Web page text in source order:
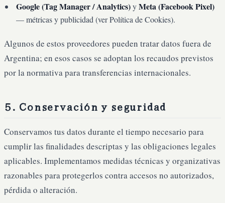
Google (Tag Manager / Analytics)yMeta (Facebook Pixel)
— métricas y publicidad (ver Política de Cookies).
Algunos de estos proveedores pueden tratar datos fuera de
Argentina; en esos casos se adoptan los recaudos previstos
por la normativa para transferencias internacionales.
5. Conservación y seguridad
Conservamos tus datos durante el tiempo necesario para
cumplir las finalidades descriptas y las obligaciones legales
aplicables. Implementamos medidas técnicas y organizativas
razonables para protegerlos contra accesos no autorizados,
pérdida o alteración.